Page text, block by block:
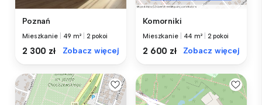
Poznań
Mieszkanie 49 m² 2 pokoi
2 300 zł Zobacz więcej
Komorniki
Mieszkanie 44 m² 2 pokoi
2 600 zł Zobacz więcej